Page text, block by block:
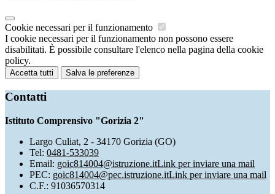
Cookie necessari per il funzionamento
I cookie necessari per il funzionamento non possono essere
disabilitati. È possibile consultare l'elenco nella pagina della cookie
policy.
Accetta tutti Salva le preferenze
Contatti
Istituto Comprensivo "Gorizia 2"
Largo Culiat, 2 - 34170 Gorizia (GO)
Tel: 0481-533039
Email: goic814004@istruzione.itLink per inviare una mail
PEC: goic814004@pec.istruzione.itLink per inviare una mail
C.F.: 91036570314